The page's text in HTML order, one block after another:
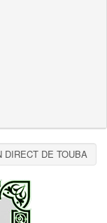
DIRECT DE TOUBA